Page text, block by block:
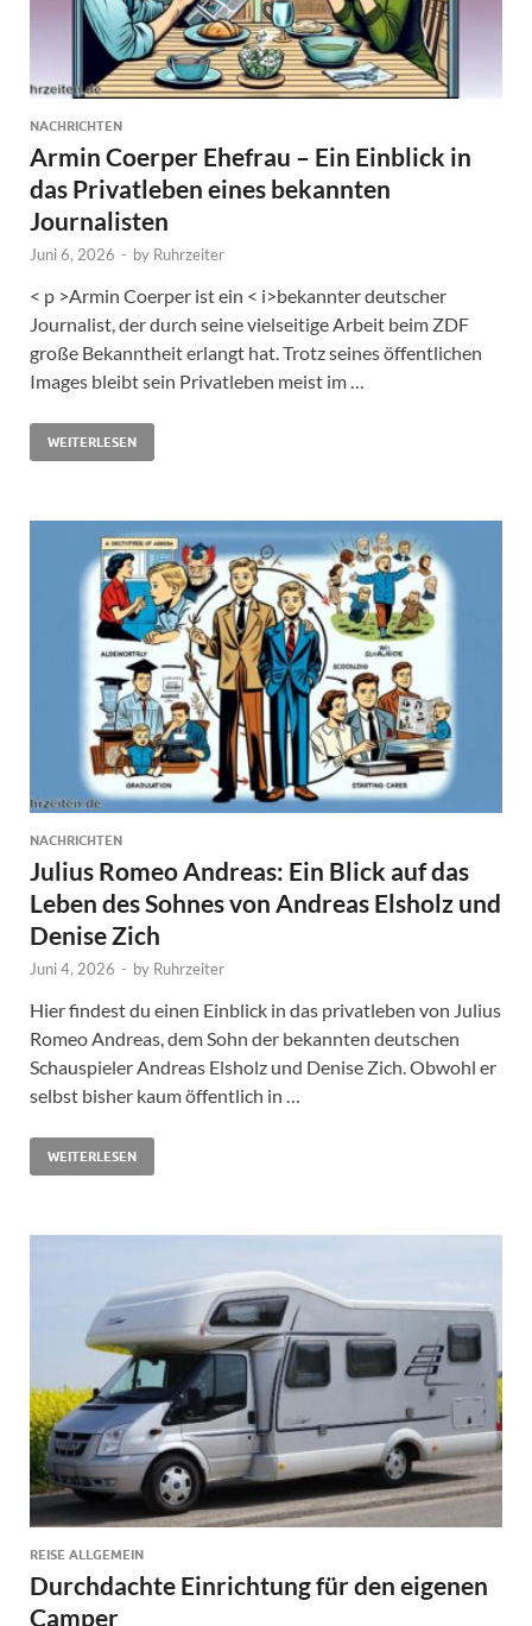
NACHRICHTEN
Armin Coerper Ehefrau – Ein Einblick in
das Privatleben eines bekannten
Journalisten
Juni 6, 2026 - by Ruhrzeiter
< p >Armin Coerper ist ein < i>bekannter deutscher
Journalist, der durch seine vielseitige Arbeit beim ZDF
große Bekanntheit erlangt hat. Trotz seines öffentlichen
Images bleibt sein Privatleben meist im …
WEITERLESEN
NACHRICHTEN
Julius Romeo Andreas: Ein Blick auf das
Leben des Sohnes von Andreas Elsholz und
Denise Zich
Juni 4, 2026 - by Ruhrzeiter
Hier findest du einen Einblick in das privatleben von Julius
Romeo Andreas, dem Sohn der bekannten deutschen
Schauspieler Andreas Elsholz und Denise Zich. Obwohl er
selbst bisher kaum öffentlich in …
WEITERLESEN
REISE ALLGEMEIN
Durchdachte Einrichtung für den eigenen
Camper